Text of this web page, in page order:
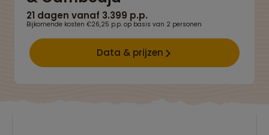
21 dagen vanaf 3.399 p.p.
Bijkomende kosten €26,25 p.p. op basis van 2 personen
Data & prijzen